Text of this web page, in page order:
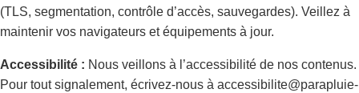
(TLS, segmentation, contrôle d’accès, sauvegardes). Veillez à
maintenir vos navigateurs et équipements à jour.
Accessibilité : Nous veillons à l’accessibilité de nos contenus.
Pour tout signalement, écrivez-nous à accessibilite@parapluie-